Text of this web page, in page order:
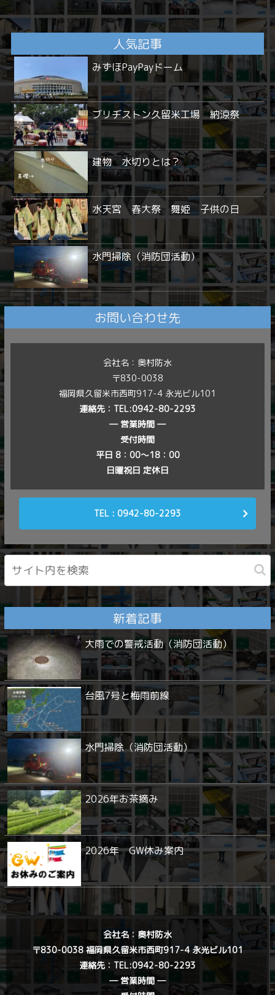
人気記事
みずほPayPayドーム
ブリヂストン久留米工場 納涼祭
建物 水切りとは？
水天宮 春大祭 舞姫 子供の日
水門掃除（消防団活動）
お問い合わせ先
会社名：奥村防水
〒830-0038
福岡県久留米市西町917-4 永光ビル101
連絡先： TEL:0942-80-2293
― 営業時間 ―
受付時間
平日 8：00〜18：00
日曜祝日 定休日
TEL : 0942-80-2293
新着記事
大雨での警戒活動（消防団活動）
台風7号と梅雨前線
水門掃除（消防団活動）
2026年お茶摘み
2026年 GW休み案内
会社名：奥村防水
〒830-0038 福岡県久留米市西町917-4 永光ビル101
連絡先： TEL:0942-80-2293
― 営業時間 ―